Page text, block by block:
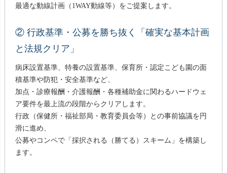
最適な動線計画（1WAY動線等）をご提案します。
② 行政基準・公募を勝ち抜く「確実な基本計画
と法規クリア」
病床設置基準、特養の設置基準、保育所・認定こども園の面
積基準や防犯・安全基準など、
加点・診療報酬・介護報酬・各種補助金に関わるハードウェ
ア要件を最上流の段階からクリアします。
行政（保健所・福祉部局・教育委員会等）との事前協議を円
滑に進め、
公募やコンペで「採択される（勝てる）スキーム」を構築し
ます。